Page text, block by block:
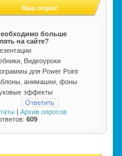
Наш опрос
больше
на сайте?
Видеоуроки
для Power Point
анимашки, фоны
эффекты
| Архив опросов
609